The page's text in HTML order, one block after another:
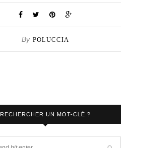
By POLUCCIA
RECHERCHER UN MOT-CLÉ ?